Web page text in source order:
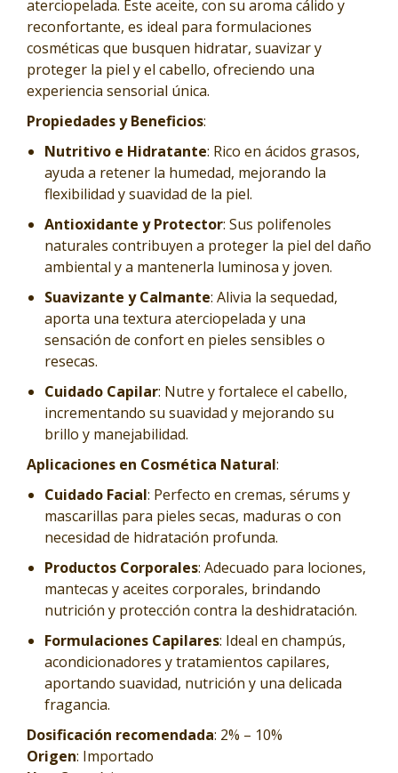
aterciopelada. Este aceite, con su aroma cálido y
reconfortante, es ideal para formulaciones
cosméticas que busquen hidratar, suavizar y
proteger la piel y el cabello, ofreciendo una
experiencia sensorial única.
Propiedades y Beneficios:
Nutritivo e Hidratante: Rico en ácidos grasos,
ayuda a retener la humedad, mejorando la
flexibilidad y suavidad de la piel.
Antioxidante y Protector: Sus polifenoles
naturales contribuyen a proteger la piel del daño
ambiental y a mantenerla luminosa y joven.
Suavizante y Calmante: Alivia la sequedad,
aporta una textura aterciopelada y una
sensación de confort en pieles sensibles o
resecas.
Cuidado Capilar: Nutre y fortalece el cabello,
incrementando su suavidad y mejorando su
brillo y manejabilidad.
Aplicaciones en Cosmética Natural:
Cuidado Facial: Perfecto en cremas, sérums y
mascarillas para pieles secas, maduras o con
necesidad de hidratación profunda.
Productos Corporales: Adecuado para lociones,
mantecas y aceites corporales, brindando
nutrición y protección contra la deshidratación.
Formulaciones Capilares: Ideal en champús,
acondicionadores y tratamientos capilares,
aportando suavidad, nutrición y una delicada
fragancia.
Dosificación recomendada: 2% – 10%
Origen: Importado